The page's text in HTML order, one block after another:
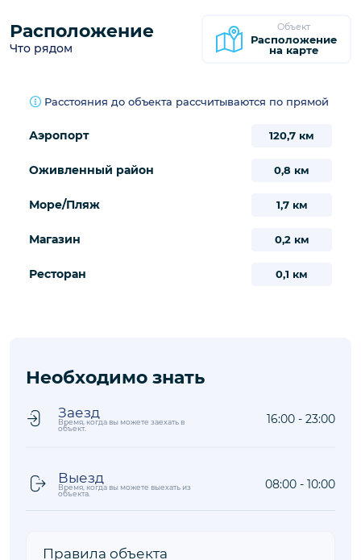
Расположение
Что рядом
Объект
Расположение
на карте
Расстояния до объекта рассчитываются по прямой
Аэропорт 120,7 км
Оживленный район 0,8 км
Море/Пляж 1,7 км
Магазин 0,2 км
Ресторан 0,1 км
Необходимо знать
Заезд
Время, когда вы можете заехать в
объект.
16:00 - 23:00
Выезд
Время, когда вы можете выехать из
объекта.
08:00 - 10:00
Правила объекта